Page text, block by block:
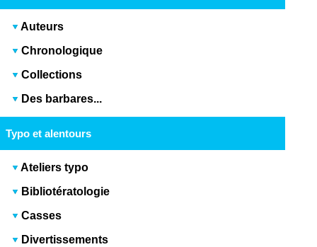
Auteurs
Chronologique
Collections
Des barbares...
Typo et alentours
Ateliers typo
Bibliotératologie
Casses
Divertissements